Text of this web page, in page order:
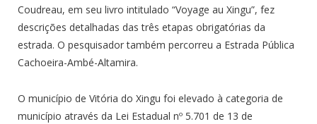
Coudreau, em seu livro intitulado “Voyage au Xingu”, fez
descrições detalhadas das três etapas obrigatórias da
estrada. O pesquisador também percorreu a Estrada Pública
Cachoeira-Ambé-Altamira.
O município de Vitória do Xingu foi elevado à categoria de
município através da Lei Estadual nº 5.701 de 13 de